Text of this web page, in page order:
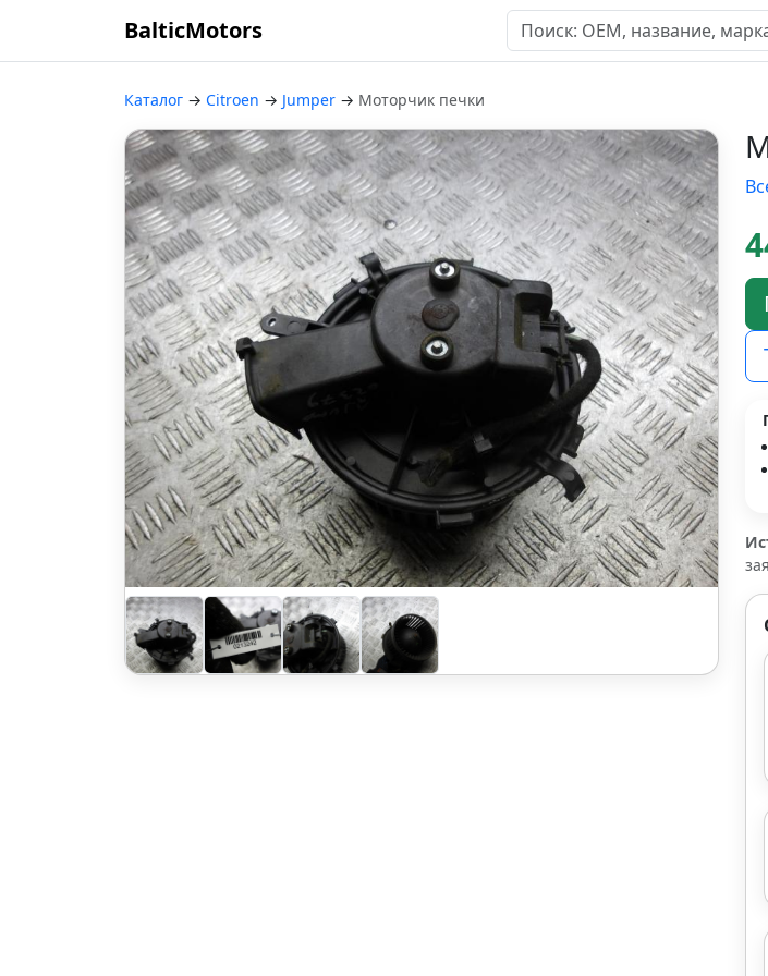
BalticMotors
Каталог → Citroen → Jumper → Моторчик печки